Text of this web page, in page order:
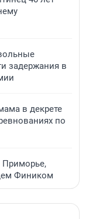
задержания в
в декрете
по
Фиником